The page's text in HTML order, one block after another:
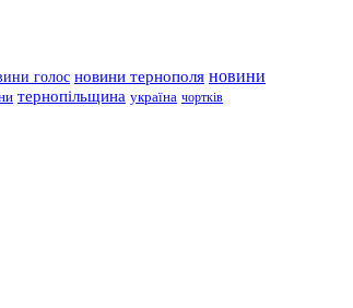
голос новини тернополя новини
тернопільщина україна чортків